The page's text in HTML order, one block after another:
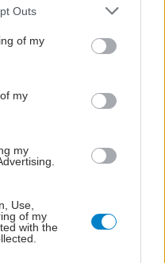
one or more Google
You may click to
its third-party tags to
in below Google
Outs
of my
my
my
Use,
of my
with the
πατέντα με
την
με οπτική
Discover